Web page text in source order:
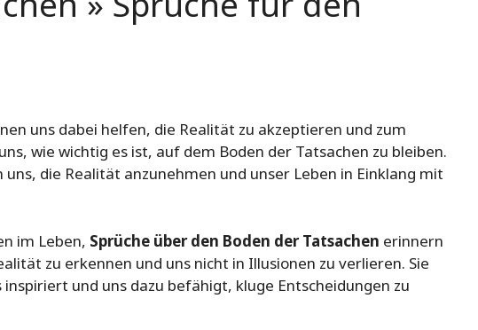
uns dabei helfen, die Realität zu akzeptieren und zum
wie wichtig es ist, auf dem Boden der Tatsachen zu bleiben.
die Realität anzunehmen und unser Leben in Einklang mit
im Leben, Sprüche über den Boden der Tatsachen erinnern
zu erkennen und uns nicht in Illusionen zu verlieren. Sie
und uns dazu befähigt, kluge Entscheidungen zu